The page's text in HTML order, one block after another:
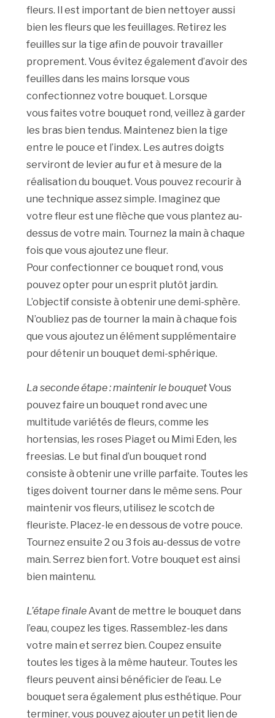
fleurs. Il est important de bien nettoyer aussi
bien les fleurs que les feuillages. Retirez les
feuilles sur la tige afin de pouvoir travailler
proprement. Vous évitez également d’avoir des
feuilles dans les mains lorsque vous
confectionnez votre bouquet. Lorsque
vous faites votre bouquet rond, veillez à garder
les bras bien tendus. Maintenez bien la tige
entre le pouce et l’index. Les autres doigts
serviront de levier au fur et à mesure de la
réalisation du bouquet. Vous pouvez recourir à
une technique assez simple. Imaginez que
votre fleur est une flèche que vous plantez au-
dessus de votre main. Tournez la main à chaque
fois que vous ajoutez une fleur.
Pour confectionner ce bouquet rond, vous
pouvez opter pour un esprit plutôt jardin.
L’objectif consiste à obtenir une demi-sphère.
N’oubliez pas de tourner la main à chaque fois
que vous ajoutez un élément supplémentaire
pour détenir un bouquet demi-sphérique.
La seconde étape : maintenir le bouquetVous
pouvez faire un bouquet rond avec une
multitude variétés de fleurs, comme les
hortensias, les roses Piaget ou Mimi Eden, les
freesias. Le but final d’un bouquet rond
consiste à obtenir une vrille parfaite. Toutes les
tiges doivent tourner dans le même sens. Pour
maintenir vos fleurs, utilisez le scotch de
fleuriste. Placez-le en dessous de votre pouce.
Tournez ensuite 2 ou 3 fois au-dessus de votre
main. Serrez bien fort. Votre bouquet est ainsi
bien maintenu.
L’étape finaleAvant de mettre le bouquet dans
l’eau, coupez les tiges. Rassemblez-les dans
votre main et serrez bien. Coupez ensuite
toutes les tiges à la même hauteur. Toutes les
fleurs peuvent ainsi bénéficier de l’eau. Le
bouquet sera également plus esthétique. Pour
terminer, vous pouvez ajouter un petit lien de